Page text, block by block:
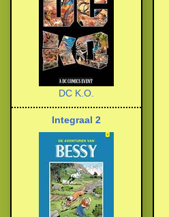
DC K.O.
Integraal 2